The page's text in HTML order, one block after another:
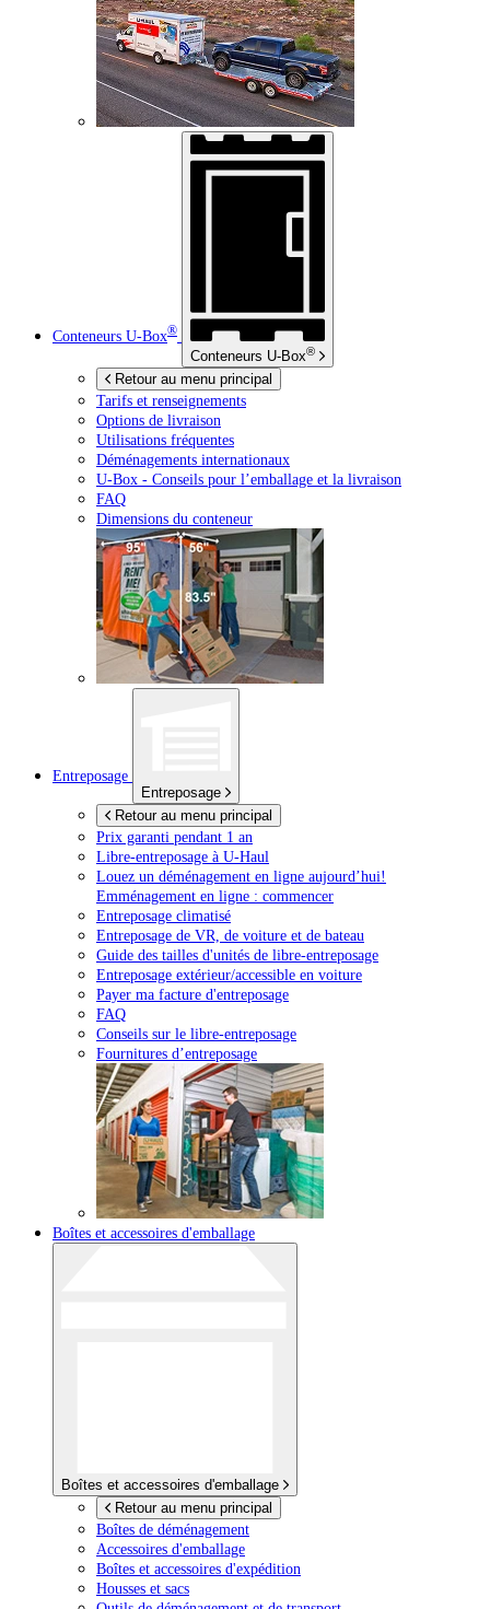
Conteneurs U-Box®
Conteneurs U-Box®
Retour au menu principal
Tarifs et renseignements
Options de livraison
Utilisations fréquentes
Déménagements internationaux
U-Box - Conseils pour l’emballage et la livraison
FAQ
Dimensions du conteneur
Entreposage
Entreposage
Retour au menu principal
Prix garanti pendant 1 an
Libre-entreposage à U-Haul
Louez un déménagement en ligne aujourd’hui!
Emménagement en ligne : commencer
Entreposage climatisé
Entreposage de VR, de voiture et de bateau
Guide des tailles d'unités de libre-entreposage
Entreposage extérieur/accessible en voiture
Payer ma facture d'entreposage
FAQ
Conseils sur le libre-entreposage
Fournitures d’entreposage
Boîtes et accessoires d'emballage
Boîtes et accessoires d'emballage
Retour au menu principal
Boîtes de déménagement
Accessoires d'emballage
Boîtes et accessoires d'expédition
Housses et sacs